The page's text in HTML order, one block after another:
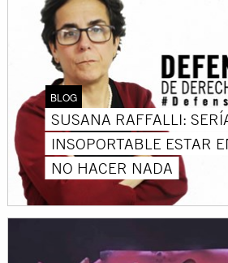
BLOG
SUSANA RAFFALLI:
INSOPORTABLE ESTAR
NO HACER NADA